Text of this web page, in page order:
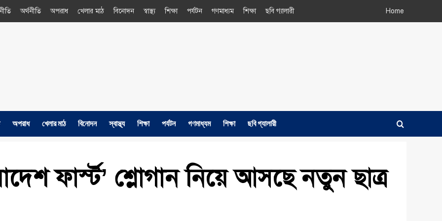
অর্থনীতি অপরাধ খেলার মাঠ বিনোদন স্বাস্থ্য শিক্ষা পর্যটন গণমাধ্যম শিক্ষা ছবি গ্যালারী Home
অপরাধ খেলার মাঠ বিনোদন স্বাস্থ্য শিক্ষা পর্যটন গণমাধ্যম শিক্ষা ছবি গ্যালারী
ফার্স্ট’ শ্লোগান নিয়ে আসছে নতুন ছাত্র